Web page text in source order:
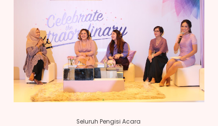
Seluruh Pengisi Acara